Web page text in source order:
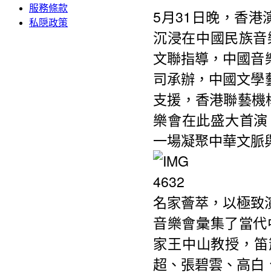
5月31日晚，香港
沉浸在中國民族
文聯指導，中國
司承辦，中國文
支援，香港聯藝機
樂會在此盛大首
一場凝聚中華文脈
名家薈萃，以極致
音樂會彙集了當
家王中山教授，
超、張碧雲、高
服務條款
私隠政策